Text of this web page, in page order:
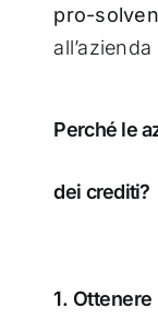
pro-
Perché le
dei crediti?
1.